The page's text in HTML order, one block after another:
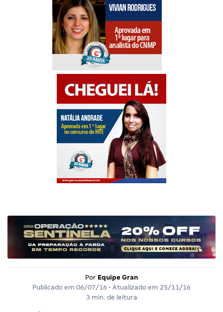
Por Equipe Gran
Publicado em 06/07/16 • Atualizado em 25/11/16
3 min. de leitura